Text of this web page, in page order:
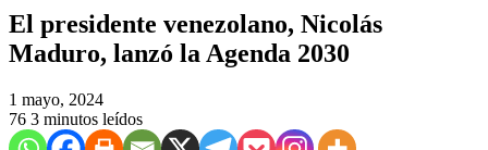
El presidente venezolano, Nicolás
Maduro, lanzó la Agenda 2030
1 mayo, 2024
76 3 minutos leídos